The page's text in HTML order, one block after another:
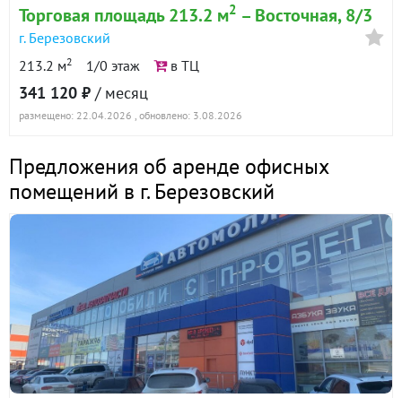
Торговая площадь 213.2 м2 – Восточная, 8/3
г. Березовский
213.2 м2 1/0 этаж в ТЦ
341 120 ₽ / месяц
размещено: 22.04.2026 , обновлено: 3.08.2026
Предложения об аренде офисных
помещений в г. Березовский